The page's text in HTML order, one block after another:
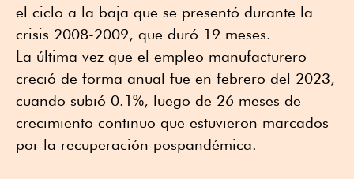
el ciclo a la baja que se presentó durante la
crisis 2008-2009, que duró 19 meses.
La última vez que el empleo manufacturero
creció de forma anual fue en febrero del 2023,
cuando subió 0.1%, luego de 26 meses de
crecimiento continuo que estuvieron marcados
por la recuperación pospandémica.